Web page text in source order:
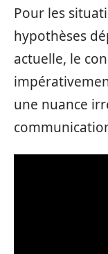
Pour les
hypothèses
actuelle, le
une nuance